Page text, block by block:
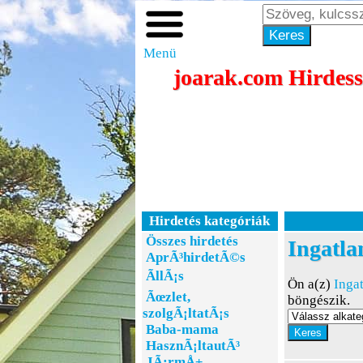
Menü
joarak.com
Hirdetés kategóriák
Összes hirdetés
AprÃ³hirdetÃ©s
ÃllÃ¡s
Ãœzlet,
szolgÃ¡ltatÃ¡s
Baba-mama
HasznÃ¡ltautÃ³
Ön a(z)
böngészik.